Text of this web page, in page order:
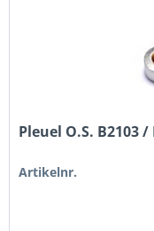
Pleuel O.S. B2103 /
Artikelnr.